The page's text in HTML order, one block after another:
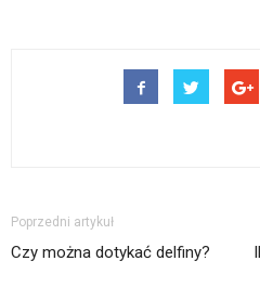
Poprzedni artykuł
Czy można dotykać delfiny?